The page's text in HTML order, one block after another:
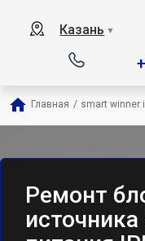
Казань ▼
Главная / smart winner
Ремонт